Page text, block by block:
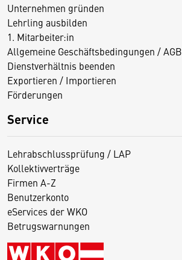
Unternehmen gründen
Lehrling ausbilden
1. Mitarbeiter:in
Allgemeine Geschäftsbedingungen / AGB
Dienstverhältnis beenden
Exportieren / Importieren
Förderungen
Service
Lehrabschlussprüfung / LAP
Kollektivverträge
Firmen A-Z
Benutzerkonto
eServices der WKO
Betrugswarnungen